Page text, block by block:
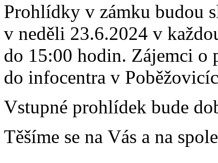
Prohlídky v zámku budou
v neděli 23.6.2024 v
do 15:00 hodin. Zájemci o
do infocentra v
Vstupné prohlídek bude
Těšíme se na Vás a na